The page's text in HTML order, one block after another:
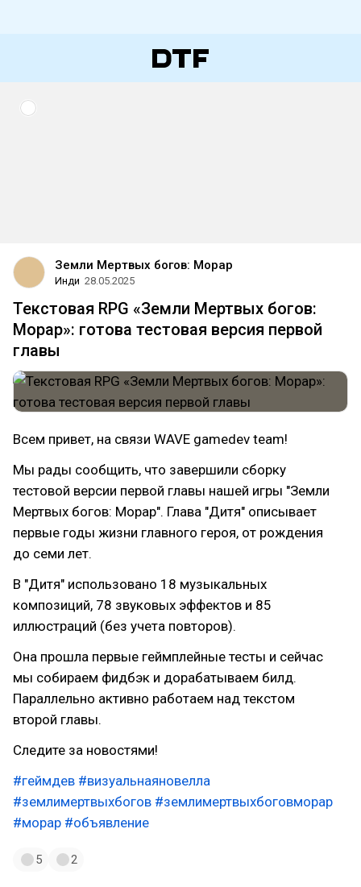
Земли Мертвых богов: Морар
Инди 28.05.2025
Текстовая RPG «Земли Мертвых богов:
Морар»: готова тестовая версия первой
главы
Всем привет, на связи WAVE gamedev team!
Мы рады сообщить, что завершили сборку
тестовой версии первой главы нашей игры "Земли
Мертвых богов: Морар". Глава "Дитя" описывает
первые годы жизни главного героя, от рождения
до семи лет.
В "Дитя" использовано 18 музыкальных
композиций, 78 звуковых эффектов и 85
иллюстраций (без учета повторов).
Она прошла первые геймплейные тесты и сейчас
мы собираем фидбэк и дорабатываем билд.
Параллельно активно работаем над текстом
второй главы.
Следите за новостями!
#геймдев #визуальнаяновелла
#землимертвыхбогов #землимертвыхбоговморар
#морар #объявление
5 2